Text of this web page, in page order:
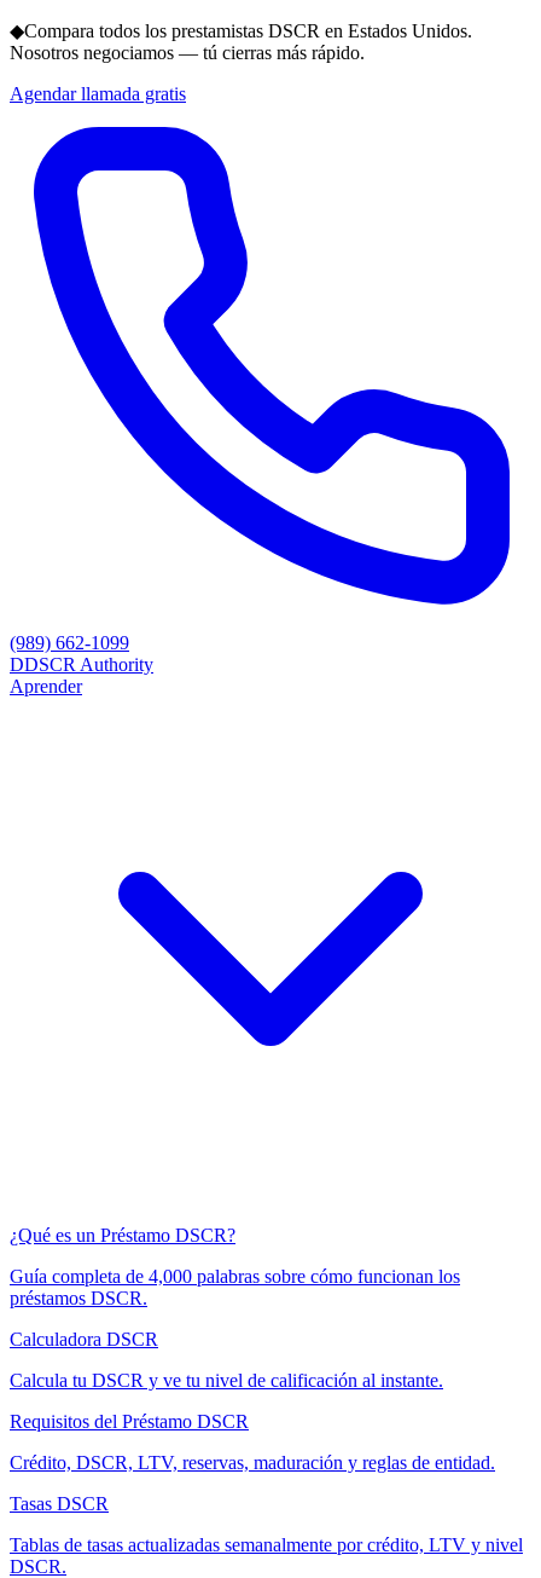
◆Compara todos los prestamistas DSCR en Estados Unidos.
Nosotros negociamos — tú cierras más rápido.
Agendar llamada gratis
(989) 662-1099
DDSCR Authority
Aprender
¿Qué es un Préstamo DSCR?
Guía completa de 4,000 palabras sobre cómo funcionan los
préstamos DSCR.
Calculadora DSCR
Calcula tu DSCR y ve tu nivel de calificación al instante.
Requisitos del Préstamo DSCR
Crédito, DSCR, LTV, reservas, maduración y reglas de entidad.
Tasas DSCR
Tablas de tasas actualizadas semanalmente por crédito, LTV y nivel
DSCR.